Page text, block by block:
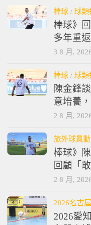
棒球/球類
棒球》
多年重
棒球/球類
陳金鋒
意培養
旅外球員
棒球》
回顧「
2026名古